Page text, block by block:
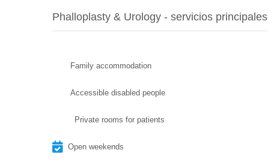
Phalloplasty & Urology - servicios principales
Family accommodation
Accessible disabled people
Private rooms for patients
Open weekends